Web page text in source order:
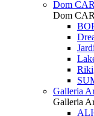
Dom
Dom
Riki
Galleria
Galleria